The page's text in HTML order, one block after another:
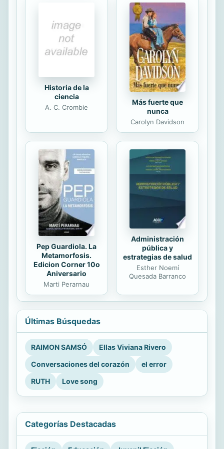
Judcicial, decisión a lo cual se allanó
la antigua Corte Suprema de Justicia,
habiendo con ello decretado su
propia desaparición. Así fue como a
los pocos meses sus magistrados
fueron removidos, designandose a
partir de entonces...
Historia de la
ciencia
A. C. Crombie
Más fuerte que
nunca
Carolyn Davidson
Pep Guardiola. La
Metamorfosis.
Edicion Corner 10o
Aniversario
Marti Perarnau
Administración
pública y
estrategias de salud
Esther Noemí
Quesada Barranco
Últimas Búsquedas
RAIMON SAMSÓ
Ellas Viviana Rivero
Conversaciones del corazón
el error
RUTH
Love song
Categorías Destacadas